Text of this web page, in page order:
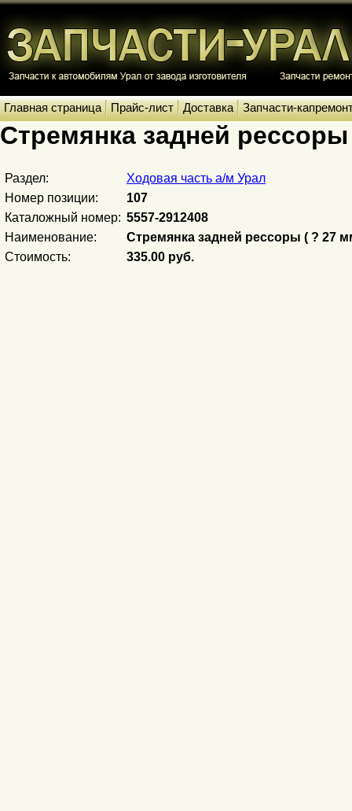
Главная страница Прайс-лист Доставка Запчасти-
Стремянка задней
Раздел:
Ходовая часть а/м Урал
Номер позиции:
107
Каталожный номер: 5557-2912408
Наименование:
Стремянка задней рессоры ( ? 27
Стоимость:
335.00 руб.